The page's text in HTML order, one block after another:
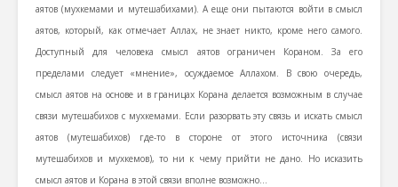
аятов (мухкемами и мутешабихами). А еще они пытаются войти в смысл
аятов, который, как отмечает Аллах, не знает никто, кроме него самого.
Доступный для человека смысл аятов ограничен Кораном. За его
пределами следует «мнение», осуждаемое Аллахом. В свою очередь,
смысл аятов на основе и в границах Корана делается возможным в случае
связи мутешабихов с мухкемами. Если разорвать эту связь и искать смысл
аятов (мутешабихов) где-то в стороне от этого источника (связи
мутешабихов и мухкемов), то ни к чему прийти не дано. Но исказить
смысл аятов и Корана в этой связи вполне возможно…